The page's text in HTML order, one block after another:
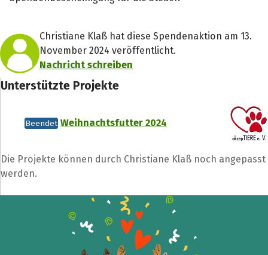
Christiane Klaß hat diese Spendenaktion am 13.
November 2024 veröffentlicht.
Nachricht schreiben
Unterstützte Projekte
Beendet Weihnachtsfutter 2024
Die Projekte können durch Christiane Klaß noch angepasst
werden.